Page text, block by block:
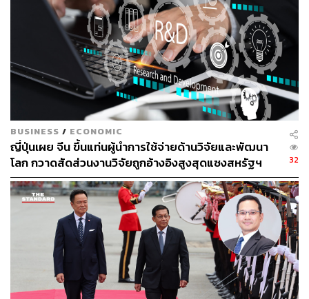
ดาวเทียมเหล่านี้จะประกอบกันเป็นกลุ่มดาวเทียม ซึ่งจะเพียง
พอต่อการครอบคลุมข้อมูลลมทั่วโลก โดย Stellerus ตั้งเป้าที่
จะนำข้อมูลนี้ไปจำหน่ายให้กับผู้พัฒนาแอปพลิเคชันสำหรับ
อุตสาหกรรมการบิน, การขนส่งทางทะเล และการประกันภัย
“แอปพลิเคชันเหล่านี้รวมถึงการปรับเส้นทางการบินให้เหมาะ
สมเพื่อประหยัดเชื้อเพลิงและหลีกเลี่ยงสภาพอากาศ
แปรปรวน, การวางแผนเส้นทางการเดินเรือเพื่อประสิทธิภาพ
การใช้เชื้อเพลิง รวมถึงการบริหารความเสี่ยงด้านสภาพ
อากาศและการ ประเมินเบี้ยประกันภัย โดยบริษัทประกัน
วินาศภัย” หลิวกล่าว
เขายังเปิดเผยอีกว่า Stellerus กำลังอยู่ระหว่างการเจรจาขั้น
สูงกับผู้พัฒนาฟาร์มกังหันลมและผู้ให้บริการโครงข่ายไฟฟ้า
ของรัฐ ซึ่งสนใจที่จะนำข้อมูลลม 3 มิติไปใช้งานโดยมีค่า
ธรรมเนียม
BUSINESS / ECONOMIC
ญี่ปุ่นเผย จีน ขึ้นแท่นผู้นำการใช้จ่ายด้านวิจัยและพัฒนา
โลก กวาดสัดส่วนงานวิจัยถูกอ้างอิงสูงสุดแซงสหรัฐฯ
32